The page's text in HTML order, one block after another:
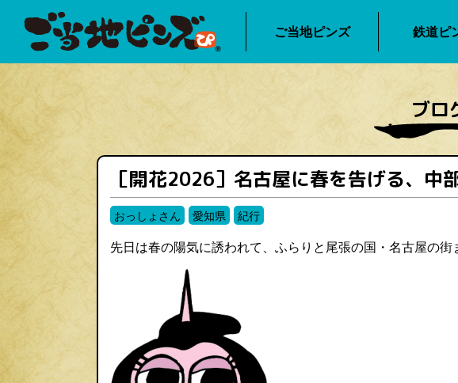
ご当地ピンズ 鉄道ピ
ブロ
［開花2026］名古屋に春を告げる、中
おっしょさん 愛知県 紀行
先日は春の陽気に誘われて、ふらりと尾張の国・名古屋の街